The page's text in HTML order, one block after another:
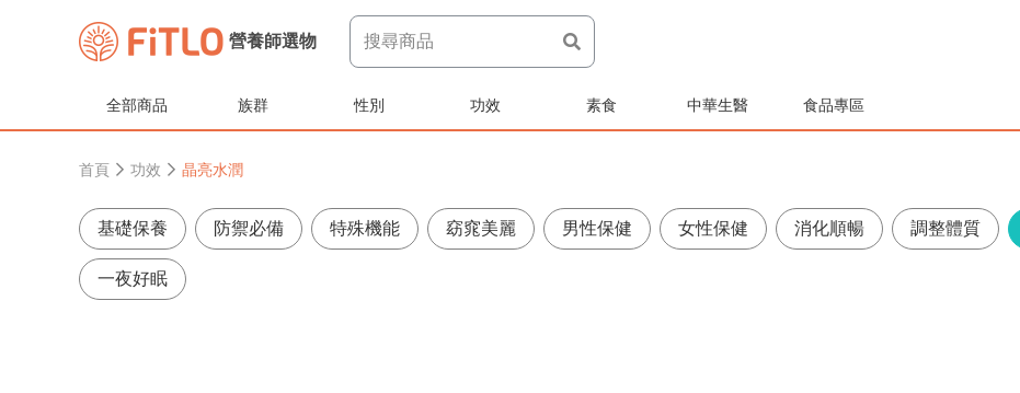
營養師選物 搜尋商品
全部商品 族群 性別 功效 素食 中華生醫 食品專區
首頁 功效 晶亮水潤
基礎保養 防禦必備 特殊機能 窈窕美麗 男性保健 女性保健 消化順暢 調整體質
一夜好眠